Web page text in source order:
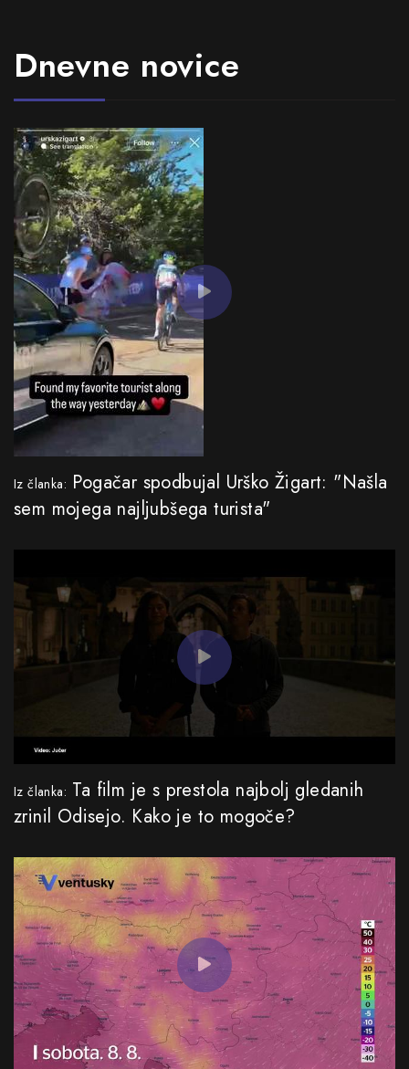
Dnevne novice
Iz članka: Pogačar spodbujal Urško Žigart: "Našla
sem mojega najljubšega turista"
Iz članka: Ta film je s prestola najbolj gledanih
zrinil Odisejo. Kako je to mogoče?